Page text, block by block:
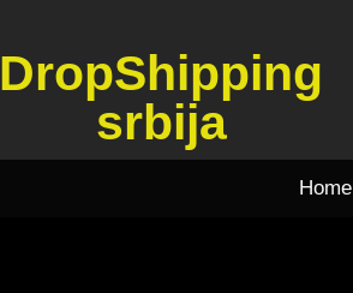
DropShipping
srbija
Home